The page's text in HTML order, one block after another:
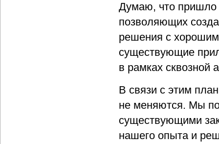
Думаю, что пришло
позволяющих
решения с
существующие
в рамках сквозной
В связи с этим
не меняются. Мы
существующими
нашего опыта и